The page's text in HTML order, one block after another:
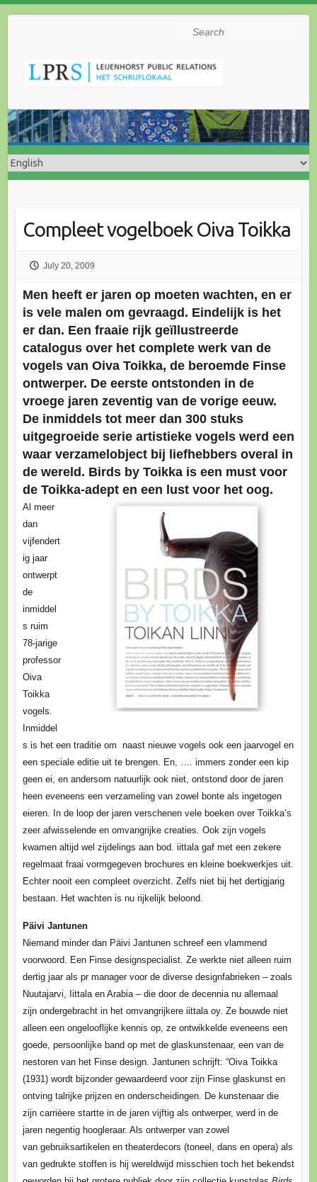
Search
Compleet vogelboek Oiva Toikka
July 20, 2009
Men heeft er jaren op moeten wachten, en er
is vele malen om gevraagd. Eindelijk is het
er dan. Een fraaie rijk geïllustreerde
catalogus over het complete werk van de
vogels van Oiva Toikka, de beroemde Finse
ontwerper. De eerste ontstonden in de
vroege jaren zeventig van de vorige eeuw.
De inmiddels tot meer dan 300 stuks
uitgegroeide serie artistieke vogels werd een
waar verzamelobject bij liefhebbers overal in
de wereld. Birds by Toikka is een must voor
de Toikka-adept en een lust voor het oog.
Al meer
dan
vijfendert
ig jaar
ontwerpt
de
inmiddel
s ruim
78-jarige
professor
Oiva
Toikka
vogels.
Inmiddel
s is het een traditie om naast nieuwe vogels ook een jaarvogel en
een speciale editie uit te brengen. En, …. immers zonder een kip
geen ei, en andersom natuurlijk ook niet, ontstond door de jaren
heen eveneens een verzameling van zowel bonte als ingetogen
eieren. In de loop der jaren verschenen vele boeken over Toikka’s
zeer afwisselende en omvangrijke creaties. Ook zijn vogels
kwamen altijd wel zijdelings aan bod. iittala gaf met een zekere
regelmaat fraai vormgegeven brochures en kleine boekwerkjes uit.
Echter nooit een compleet overzicht. Zelfs niet bij het dertigjarig
bestaan. Het wachten is nu rijkelijk beloond.
Päivi Jantunen
Niemand minder dan Päivi Jantunen schreef een vlammend
voorwoord. Een Finse designspecialist. Ze werkte niet alleen ruim
dertig jaar als pr manager voor de diverse designfabrieken – zoals
Nuutajarvi, Iittala en Arabia – die door de decennia nu allemaal
zijn ondergebracht in het omvangrijkere iittala oy. Ze bouwde niet
alleen een ongelooflijke kennis op, ze ontwikkelde eveneens een
goede, persoonlijke band op met de glaskunstenaar, een van de
nestoren van het Finse design. Jantunen schrijft: “Oiva Toikka
(1931) wordt bijzonder gewaardeerd voor zijn Finse glaskunst en
ontving talrijke prijzen en onderscheidingen. De kunstenaar die
zijn carrièere startte in de jaren vijftig als ontwerper, werd in de
jaren negentig hoogleraar. Als ontwerper van zowel
van gebruiksartikelen en theaterdecors (toneel, dans en opera) als
van gedrukte stoffen is hij wereldwijd misschien toch het bekendst